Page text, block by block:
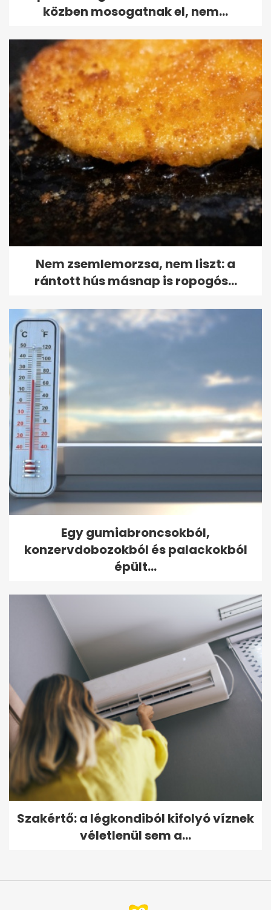
közben mosogatnak el, nem...
Nem zsemlemorzsa, nem liszt: a
rántott hús másnap is ropogós...
Egy gumiabroncsokból,
konzervdobozokból és palackokból
épült...
Szakértő: a légkondiból kifolyó víznek
véletlenül sem a...